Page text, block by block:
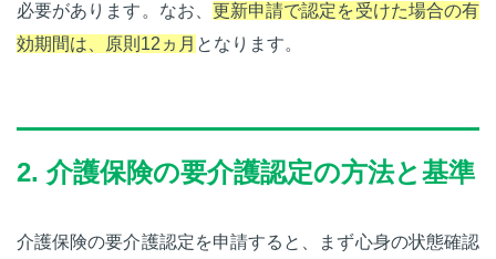
必要があります。なお、 更新申請で認定を受けた場合の有
効期間は、原則12ヵ月 となります。
2. 介護保険の要介護認定の方法と基準
介護保険の要介護認定を申請すると、まず心身の状態確認